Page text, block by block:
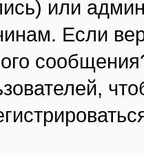
или
Если